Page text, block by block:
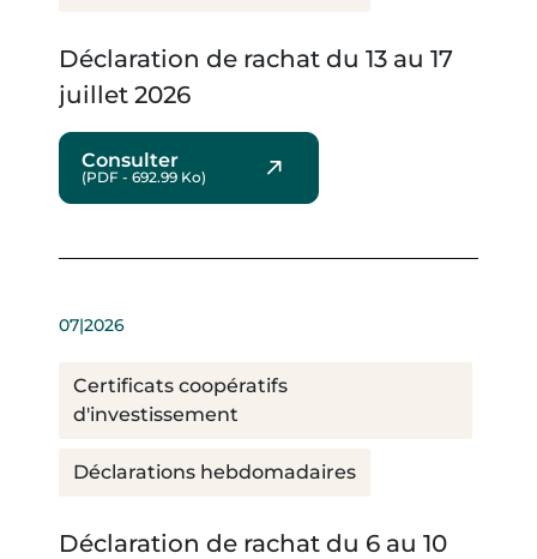
Déclaration de rachat du 13 au 17
juillet 2026
Consulter
(PDF - 692.99 Ko)
07|2026
Certificats coopératifs
d'investissement
Déclarations hebdomadaires
Déclaration de rachat du 6 au 10